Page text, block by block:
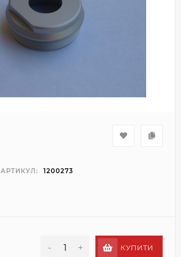
АРТИКУЛ: 1200273
- + КУПИТИ